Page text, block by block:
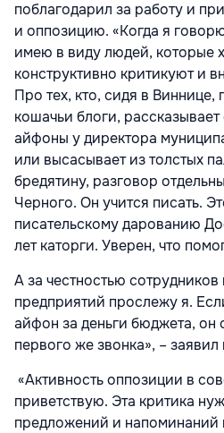
поблагодарил за работу и
и оппозицию. «Когда я
имею в виду людей, которые
конструктивно критикуют и
Про тех, кто, сидя в Виннице,
кошачьи блоги,
айфоны у директора
или высасывает из толстых
бредятину, разговор
Черного. Он учится писать.
писательскому дарованию
лет каторги. Уверен, что
А за честностью
предприятий прослежу я.
айфон за деньги бюджета, он
первого же звонка», –
«Активность оппозиции в
приветствую. Эта критика
предложений и напоминаний